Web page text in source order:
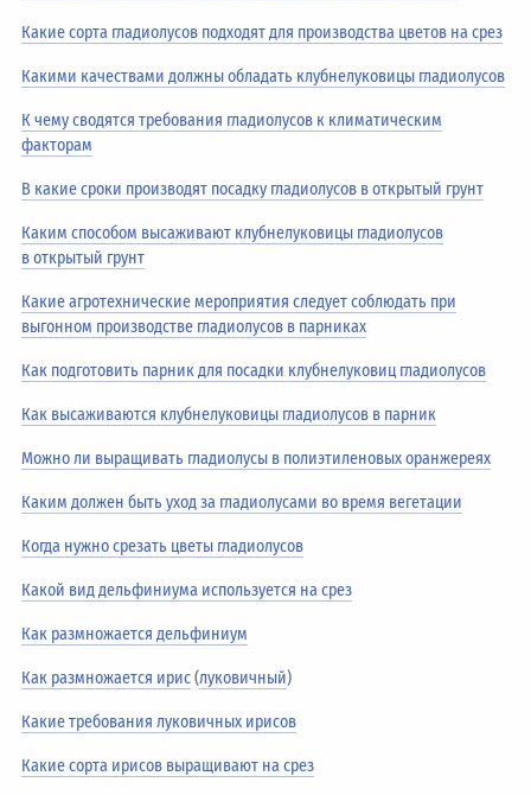
Какие сорта гладиолусов подходят для производства цветов на срез
Какими качествами должны обладать клубнелуковицы гладиолусов
К чему сводятся требования гладиолусов к климатическим
факторам
В какие сроки производят посадку гладиолусов в открытый грунт
Каким способом высаживают клубнелуковицы гладиолусов
в открытый грунт
Какие агротехнические мероприятия следует соблюдать при
выгонном производстве гладиолусов в парниках
Как подготовить парник для посадки клубнелуковиц гладиолусов
Как высаживаются клубнелуковицы гладиолусов в парник
Можно ли выращивать гладиолусы в полиэтиленовых оранжереях
Каким должен быть уход за гладиолусами во время вегетации
Когда нужно срезать цветы гладиолусов
Какой вид дельфиниума используется на срез
Как размножается дельфиниум
Как размножается ирис(луковичный)
Какие требования луковичных ирисов
Какие сорта ирисов выращивают на срез